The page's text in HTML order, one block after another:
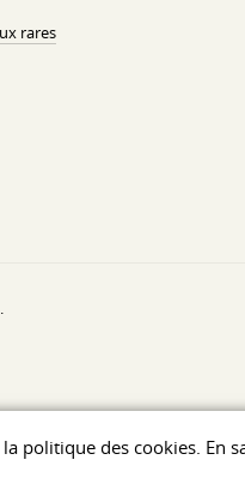
la politique des cookies. En
rares